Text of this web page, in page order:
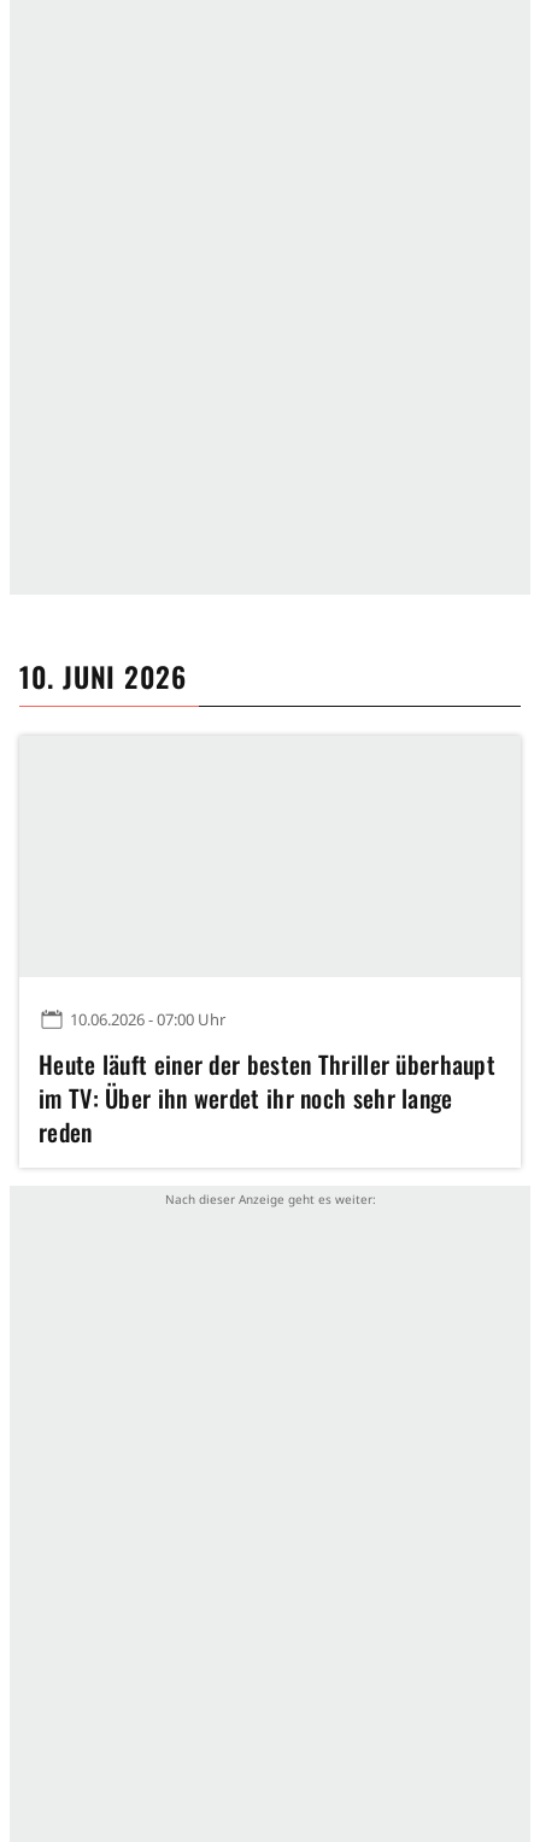
10. JUNI 2026
10.06.2026 - 07:00 Uhr
Heute läuft einer der besten Thriller überhaupt
im TV: Über ihn werdet ihr noch sehr lange
reden